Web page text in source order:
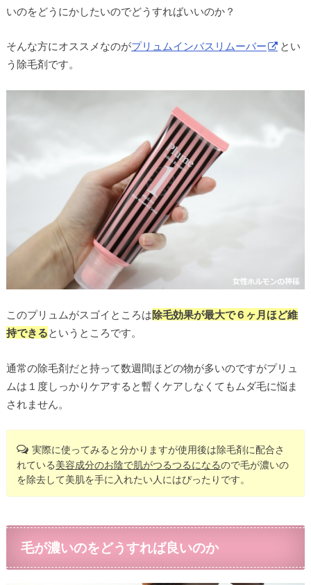
いのをどうにかしたいのでどうすればいいのか？
そんな方にオススメなのがプリュムインバスリムーバー
とい
う除毛剤です。
このプリュムがスゴイところは除毛効果が最大で６ヶ月ほど維
持できるというところです。
通常の除毛剤だと持って数週間ほどの物が多いのですがプリュ
ムは１度しっかりケアすると暫くケアしなくてもムダ毛に悩ま
されません。
実際に使ってみると分かりますが使用後は除毛剤に配合さ
れている美容成分のお陰で肌がつるつるになるので毛が濃いの
を除去して美肌を手に入れたい人にはぴったりです。
毛が濃いのをどうすれば良いのか